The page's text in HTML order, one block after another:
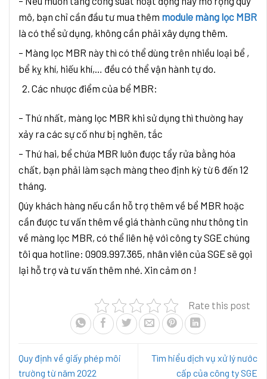
mô, bạn chỉ cần đầu tư mua thêm module màng lọc MBR
là có thể sử dụng, không cần phải xây dựng thêm.
– Màng lọc MBR này thì có thể dùng trên nhiều loại bể ,
bể kỵ khí, hiếu khí,… đều có thể vận hành tự do.
Các nhược điểm của bể MBR:
– Thứ nhất, màng lọc MBR khi sử dụng thì thường hay
xảy ra các sự cố như bị nghẽn, tắc
– Thứ hai, bể chứa MBR luôn được tẩy rửa bằng hóa
chất, bạn phải làm sạch màng theo định kỳ từ 6 đến 12
tháng.
Qúy khách hàng nếu cần hỗ trợ thêm về bể MBR hoặc
cần được tư vấn thêm về giá thành cũng như thông tin
về màng lọc MBR, có thể liên hệ với công ty SGE chúng
tôi qua hotline: 0909.997.365, nhân viên của SGE sẽ gọi
lại hỗ trợ và tư vấn thêm nhé. Xin cảm ơn !
Rate this post
Quy định về giấy phép môi
trường từ năm 2022
Tìm hiểu dịch vụ xử lý nước
cấp của công ty SGE